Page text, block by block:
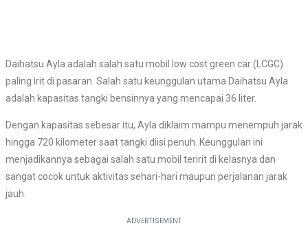
Daihatsu Ayla adalah salah satu mobil low cost green car (LCGC)
paling irit di pasaran. Salah satu keunggulan utama Daihatsu Ayla
adalah kapasitas tangki bensinnya yang mencapai 36 liter.
Dengan kapasitas sebesar itu, Ayla diklaim mampu menempuh jarak
hingga 720 kilometer saat tangki diisi penuh. Keunggulan ini
menjadikannya sebagai salah satu mobil teririt di kelasnya dan
sangat cocok untuk aktivitas sehari-hari maupun perjalanan jarak
jauh.